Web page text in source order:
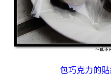
包巧克力的